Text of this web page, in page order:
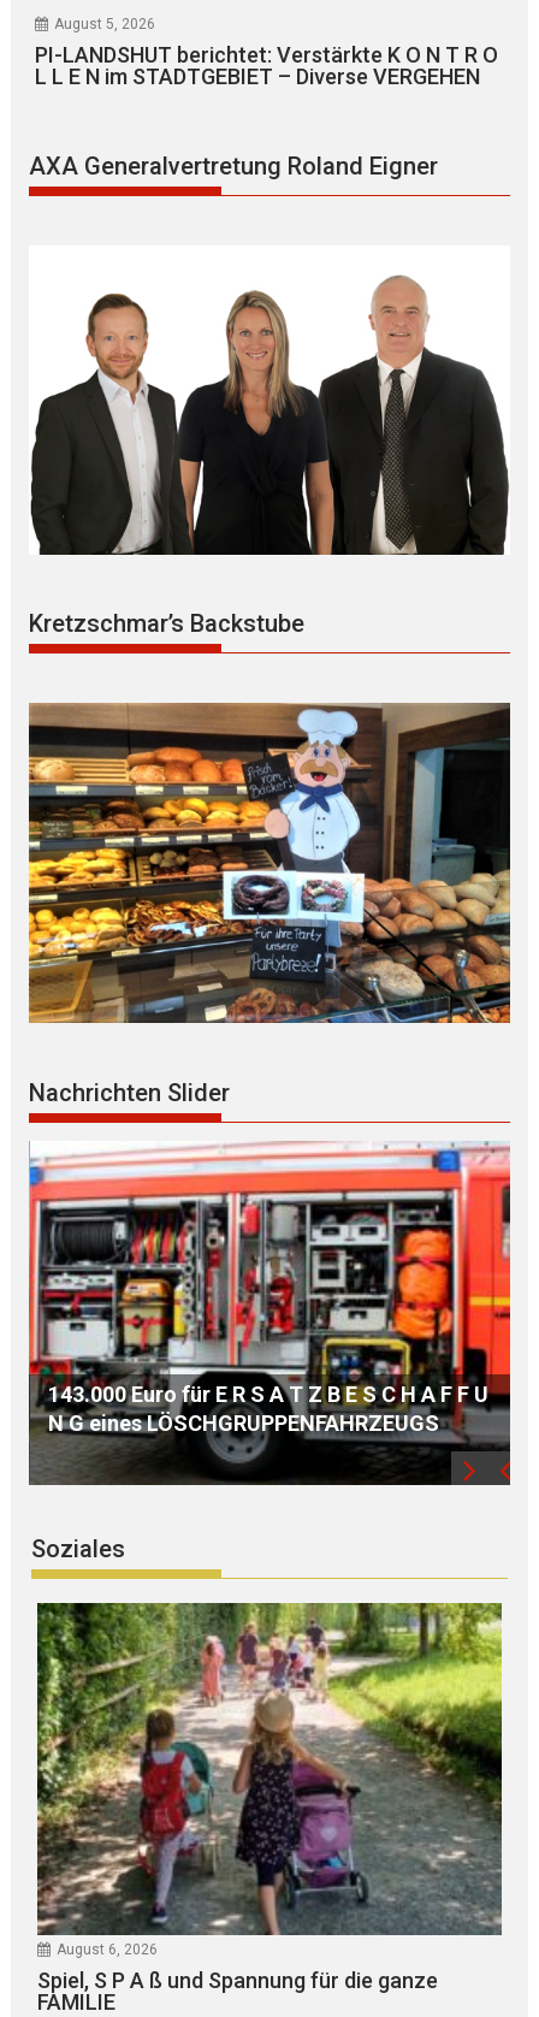
August 5, 2026
PI-LANDSHUT berichtet: Verstärkte K O N T R O
L L E N im STADTGEBIET – Diverse VERGEHEN
AXA Generalvertretung Roland Eigner
Kretzschmar’s Backstube
Nachrichten Slider
PI-LANDSHUT berichtet: ZECHBETRUG in
der Altstadt – DIEBSTAHL auf Baustelle –
Diverses
Soziales
August 6, 2026
Spiel, S P A ß und Spannung für die ganze
FAMILIE